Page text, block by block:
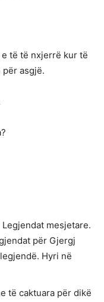
të të nxjerrë kur të
për asgjë.
mesjetare.
për Gjergj
Hyri në
të caktuara për dikë